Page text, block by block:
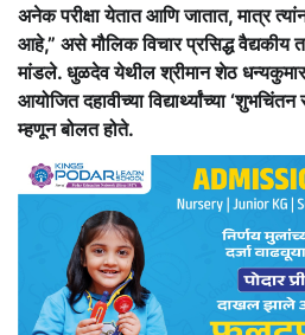
अनेक परीक्षा येतात आणि जातात, मात्र
आहे,” असे मौलिक विचार प्रसिद्ध वैद्यकीय
मांडले. धुळदेव येथील श्रीमान शेठ धन्यकुमार
आयोजित दहावीच्या विद्यार्थ्यांच्या
म्हणून बोलत होते.